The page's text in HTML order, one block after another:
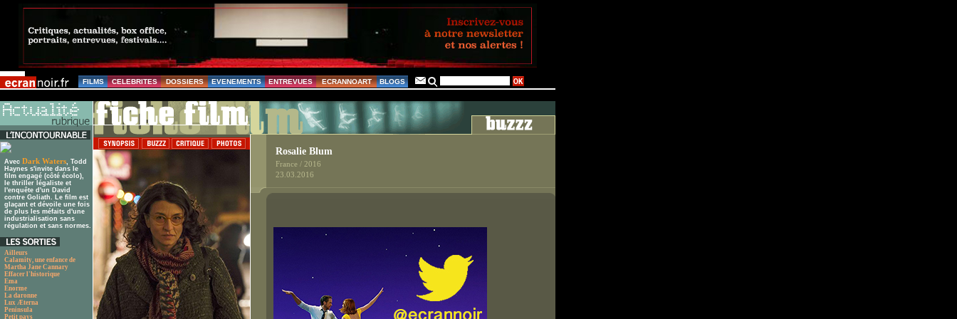
FILMS CELEBRITES DOSSIERS EVENEMENTS ENTREVUES ECRANNOART BLOGS
Avec Dark Waters, Todd
Haynes s'invite dans le
film engagé (côté écolo),
le thriller légaliste et
l'enquête d'un David
contre Goliath. Le film est
glaçant et dévoile une fois
de plus les méfaits d'une
industrialisation sans
régulation et sans normes.
Ailleurs
Calamity, une enfance de
Martha Jane Cannary
Effacer l'historique
Ema
Enorme
La daronne
Lux Æterna
Peninsula
Petit pays
Rosalie Blum
France / 2016
23.03.2016